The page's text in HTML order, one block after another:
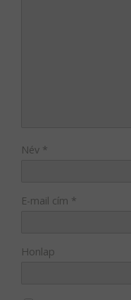
Név *
E-mail cím *
Honlap